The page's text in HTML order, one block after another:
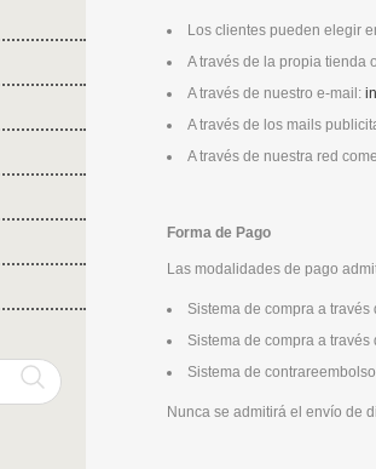
Los clientes pueden elegir
A través de la propia tienda
A través de nuestro e-mail:
A través de los mails
A través de nuestra red
Forma de Pago
Las modalidades de pago
Sistema de compra a
Sistema de compra a través
Sistema de
Nunca se admitirá el envío de